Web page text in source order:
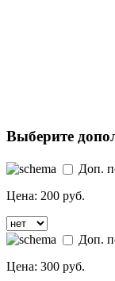
Выберите
Доп.
Цена: 200 руб.
Доп.
Цена: 300 руб.